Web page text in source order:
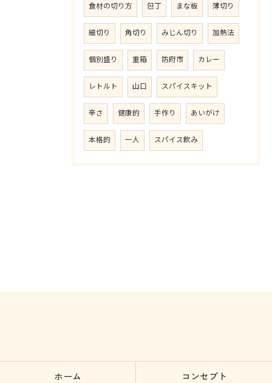
食材の切り方 包丁 まな板 薄切り
細切り 角切り みじん切り 加熱法
個別盛り 重箱 防府市 カレー
レトルト 山口 スパイスキット
辛さ 健康的 手作り あいがけ
本格的 一人 スパイス飲み
ホーム コンセプト